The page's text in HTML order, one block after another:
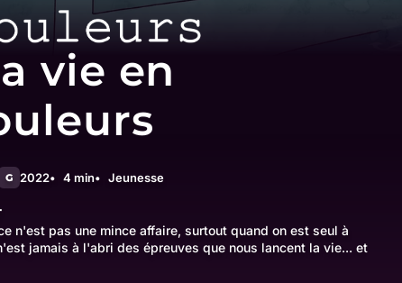
vie en
G 2022 4 min Jeunesse
n'est pas une mince affaire, surtout quand on est seul à
jamais à l'abri des épreuves que nous lancent la vie... et